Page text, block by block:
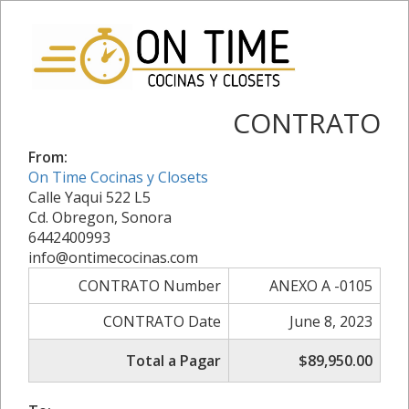
CONTRATO
From:
On Time Cocinas y Closets
Calle Yaqui 522 L5
Cd. Obregon, Sonora
6442400993
info@ontimecocinas.com
CONTRATO Number
ANEXO A -0105
CONTRATO Date
June 8, 2023
Total a Pagar
$89,950.00